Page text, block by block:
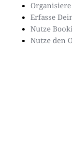
Erfasse
Nutze
Nutze den